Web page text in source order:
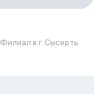
Филиал в г. Сысерть